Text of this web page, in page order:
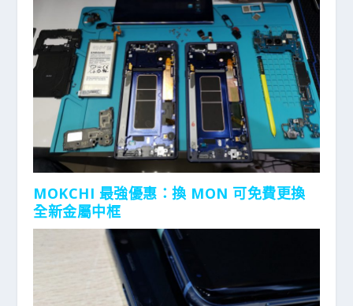
MOKCHI 最強優惠：換 MON 可免費更換
全新金屬中框